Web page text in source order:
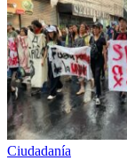
Ciudadanía